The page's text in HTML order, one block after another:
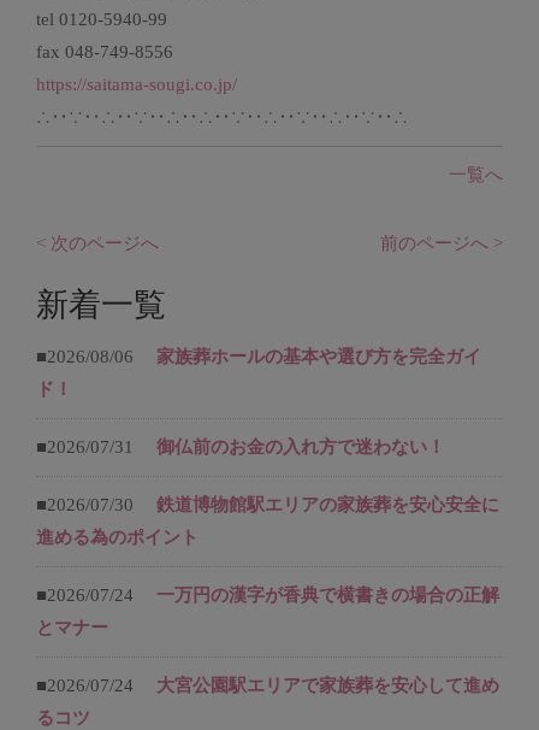
tel 0120-5940-99
fax 048-749-8556
https://saitama-sougi.co.jp/
∴‥∵‥∴‥∵‥∴‥∴‥∵‥∴‥∵‥∴‥∵‥∴
一覧へ
< 次のページへ 前のページへ >
新着一覧
■2026/08/06
家族葬ホールの基本や選び方を完全ガイ
ド！
■2026/07/31 御仏前のお金の入れ方で迷わない！
■2026/07/30
鉄道博物館駅エリアの家族葬を安心安全に
進める為のポイント
■2026/07/24
一万円の漢字が香典で横書きの場合の正解
とマナー
■2026/07/24
大宮公園駅エリアで家族葬を安心して進め
るコツ